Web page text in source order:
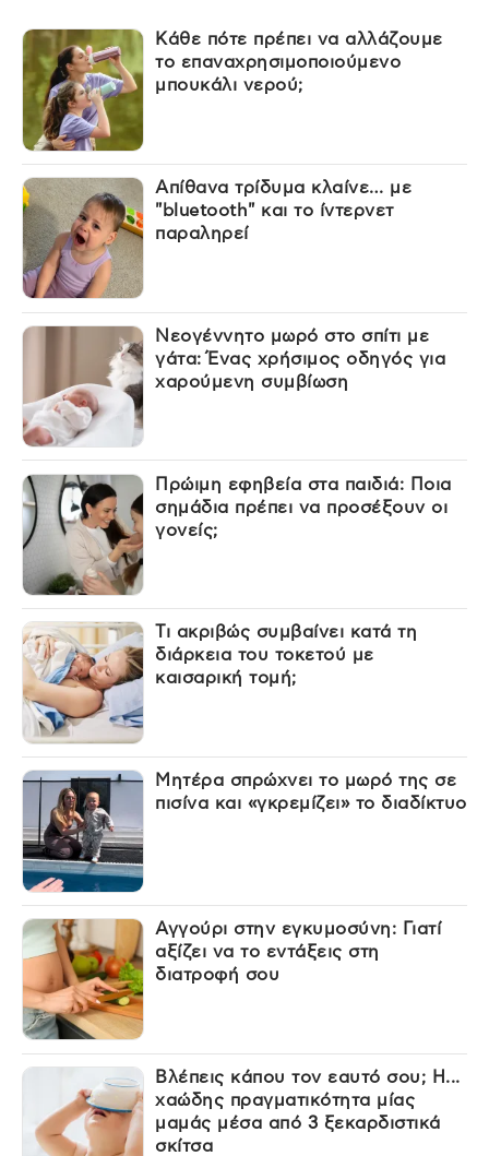
Κάθε πότε πρέπει να αλλάζουμε
το επαναχρησιμοποιούμενο
μπουκάλι νερού;
Απίθανα τρίδυμα κλαίνε… με
"bluetooth" και το ίντερνετ
παραληρεί
Νεογέννητο μωρό στο σπίτι με
γάτα: Ένας χρήσιμος οδηγός για
χαρούμενη συμβίωση
Πρώιμη εφηβεία στα παιδιά: Ποια
σημάδια πρέπει να προσέξουν οι
γονείς;
Τι ακριβώς συμβαίνει κατά τη
διάρκεια του τοκετού με
καισαρική τομή;
Μητέρα σπρώχνει το μωρό της σε
πισίνα και «γκρεμίζει» το διαδίκτυο
Αγγούρι στην εγκυμοσύνη: Γιατί
αξίζει να το εντάξεις στη
διατροφή σου
Βλέπεις κάπου τον εαυτό σου; Η...
χαώδης πραγματικότητα μίας
μαμάς μέσα από 3 ξεκαρδιστικά
σκίτσα